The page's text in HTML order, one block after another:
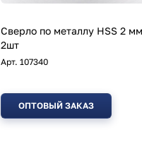
Сверло по металлу HSS 2
2шт
Арт. 107340
ОПТОВЫЙ ЗАКАЗ